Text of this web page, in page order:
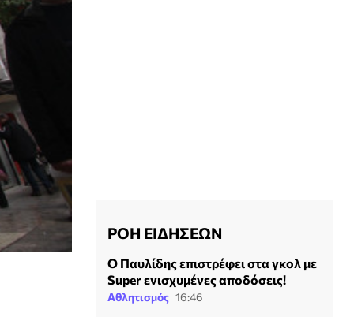
ΡΟΗ ΕΙΔΗΣΕΩΝ
Ο Παυλίδης επιστρέφει στα γκολ με
Super ενισχυμένες αποδόσεις!
Αθλητισμός 16:46